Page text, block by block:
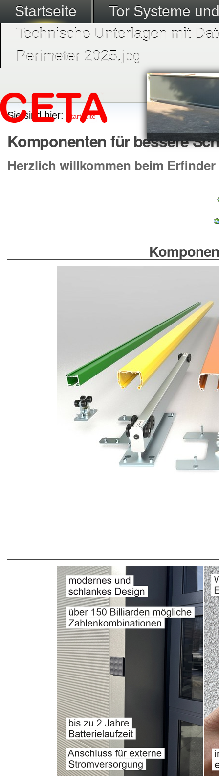
Startseite
Tor Systeme
Technische Unterlagen mit
Perimeter 2025.jpg
Sie sind hier: Startseite
Komponenten für bessere
Herzlich willkommen beim